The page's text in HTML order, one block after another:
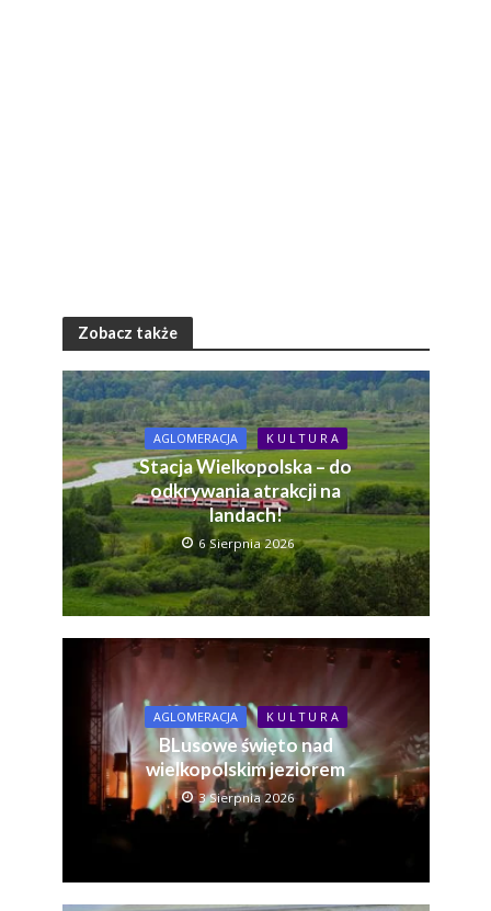
Zobacz także
AGLOMERACJA K U L T U R A
Stacja Wielkopolska – do
odkrywania atrakcji na
landach!
6 Sierpnia 2026
AGLOMERACJA K U L T U R A
BLusowe święto nad
wielkopolskim jeziorem
3 Sierpnia 2026